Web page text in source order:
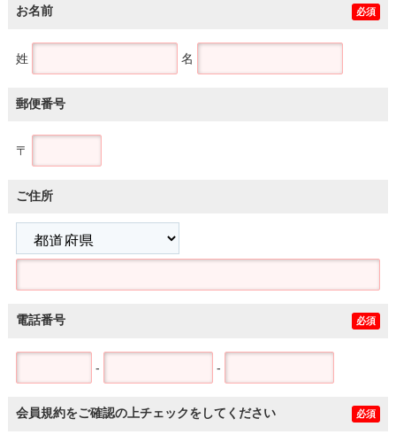
お名前 必須
姓 名
郵便番号
〒
ご住所
電話番号 必須
- -
会員規約をご確認の上チェックをしてください 必須